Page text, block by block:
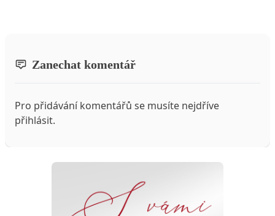
Zanechat komentář
Pro přidávání komentářů se musíte nejdříve
přihlásit.